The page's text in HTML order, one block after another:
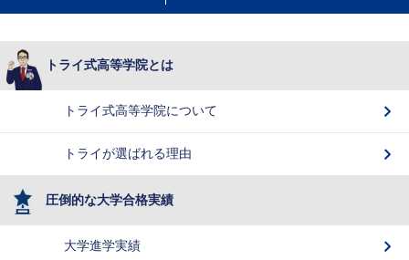
トライ式高等学院とは
トライ式高等学院について
トライが選ばれる理由
圧倒的な大学合格実績
大学進学実績